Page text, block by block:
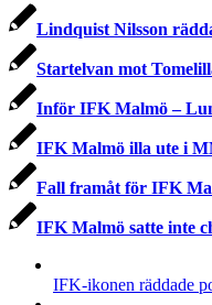
Lindquist Nilsson
Startelvan mot
Inför IFK Malmö –
IFK Malmö illa ute i
Fall framåt för IFK
IFK Malmö satte inte
IFK-ikonen räddade